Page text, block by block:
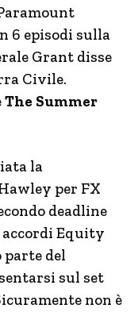
6 episodi sulla
Grant disse
Civile.
The Summer
la
per FX
deadline
Equity
parte del
sul set
non è